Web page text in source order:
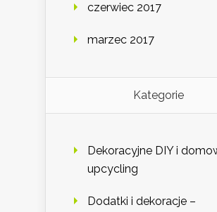
czerwiec 2017
marzec 2017
Kategorie
Dekoracyjne DIY i
upcycling
Dodatki i dekoracje –